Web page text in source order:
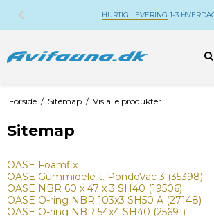
HURTIG LEVERING 1-3
Forside / Sitemap / Vis alle produkter
Sitemap
OASE Foamfix
OASE Gummidele t. PondoVac 3 (35398)
OASE NBR 60 x 47 x 3 SH40 (19506)
OASE O-ring NBR 103x3 SH50 A (27148)
OASE O-ring NBR 54x4 SH40 (25691)